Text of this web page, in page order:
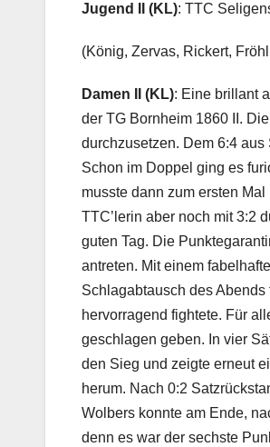
Jugend II (KL): TTC
(König, Zervas, Rickert,
Damen II (KL): Eine brillant
der TG Bornheim 1860 II.
durchzusetzen. Dem 6:4
Schon im Doppel ging es
musste dann zum ersten
TTC’lerin aber noch mit 3:2
guten Tag. Die
antreten. Mit einem
Schlagabtausch des
hervorragend fightete. Für
geschlagen geben. In vier
den Sieg und zeigte erneut
herum. Nach 0:2
Wolbers konnte am Ende,
denn es war der sechste